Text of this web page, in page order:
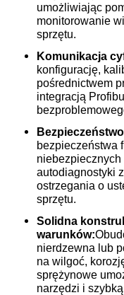
umożliwiając
monitorowanie
sprzętu.
Komunikacja
konfigurację,
pośrednictwem
integracją
bezpieczeństwa
niebezpiecznych
autodiagnostyki
ostrzegania o
sprzętu.
Solidna
warunków:
nierdzewna lub
na wilgoć,
sprężynowe
narzędzi i